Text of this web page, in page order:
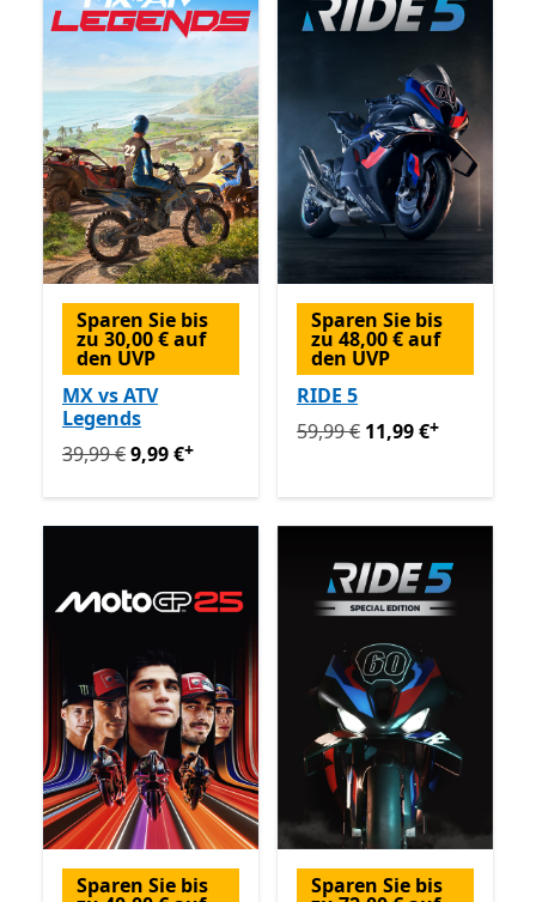
Sparen Sie bis
zu 30,00 € auf
den UVP
MX vs ATV
Legends
Ursprünglich 39,99 € jetzt 9,99 €
39,99 €9,99 €+
Sparen Sie bis
zu 48,00 € auf
den UVP
RIDE 5
Ursprünglich 59,99 € jetzt
59,99 € 11,99 €+
Sparen Sie bis Sparen Sie bis